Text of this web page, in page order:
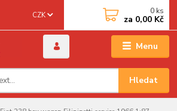
Menu
CZK
Hledat
0 ks
za 0,00 Kč